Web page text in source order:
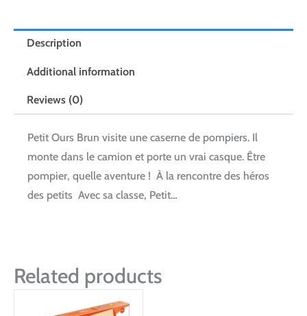
Description
Additional information
Reviews (0)
Petit Ours Brun visite une caserne de pompiers. Il
monte dans le camion et porte un vrai casque. Être
pompier, quelle aventure ! À la rencontre des héros
des petits Avec sa classe, Petit…
Related products